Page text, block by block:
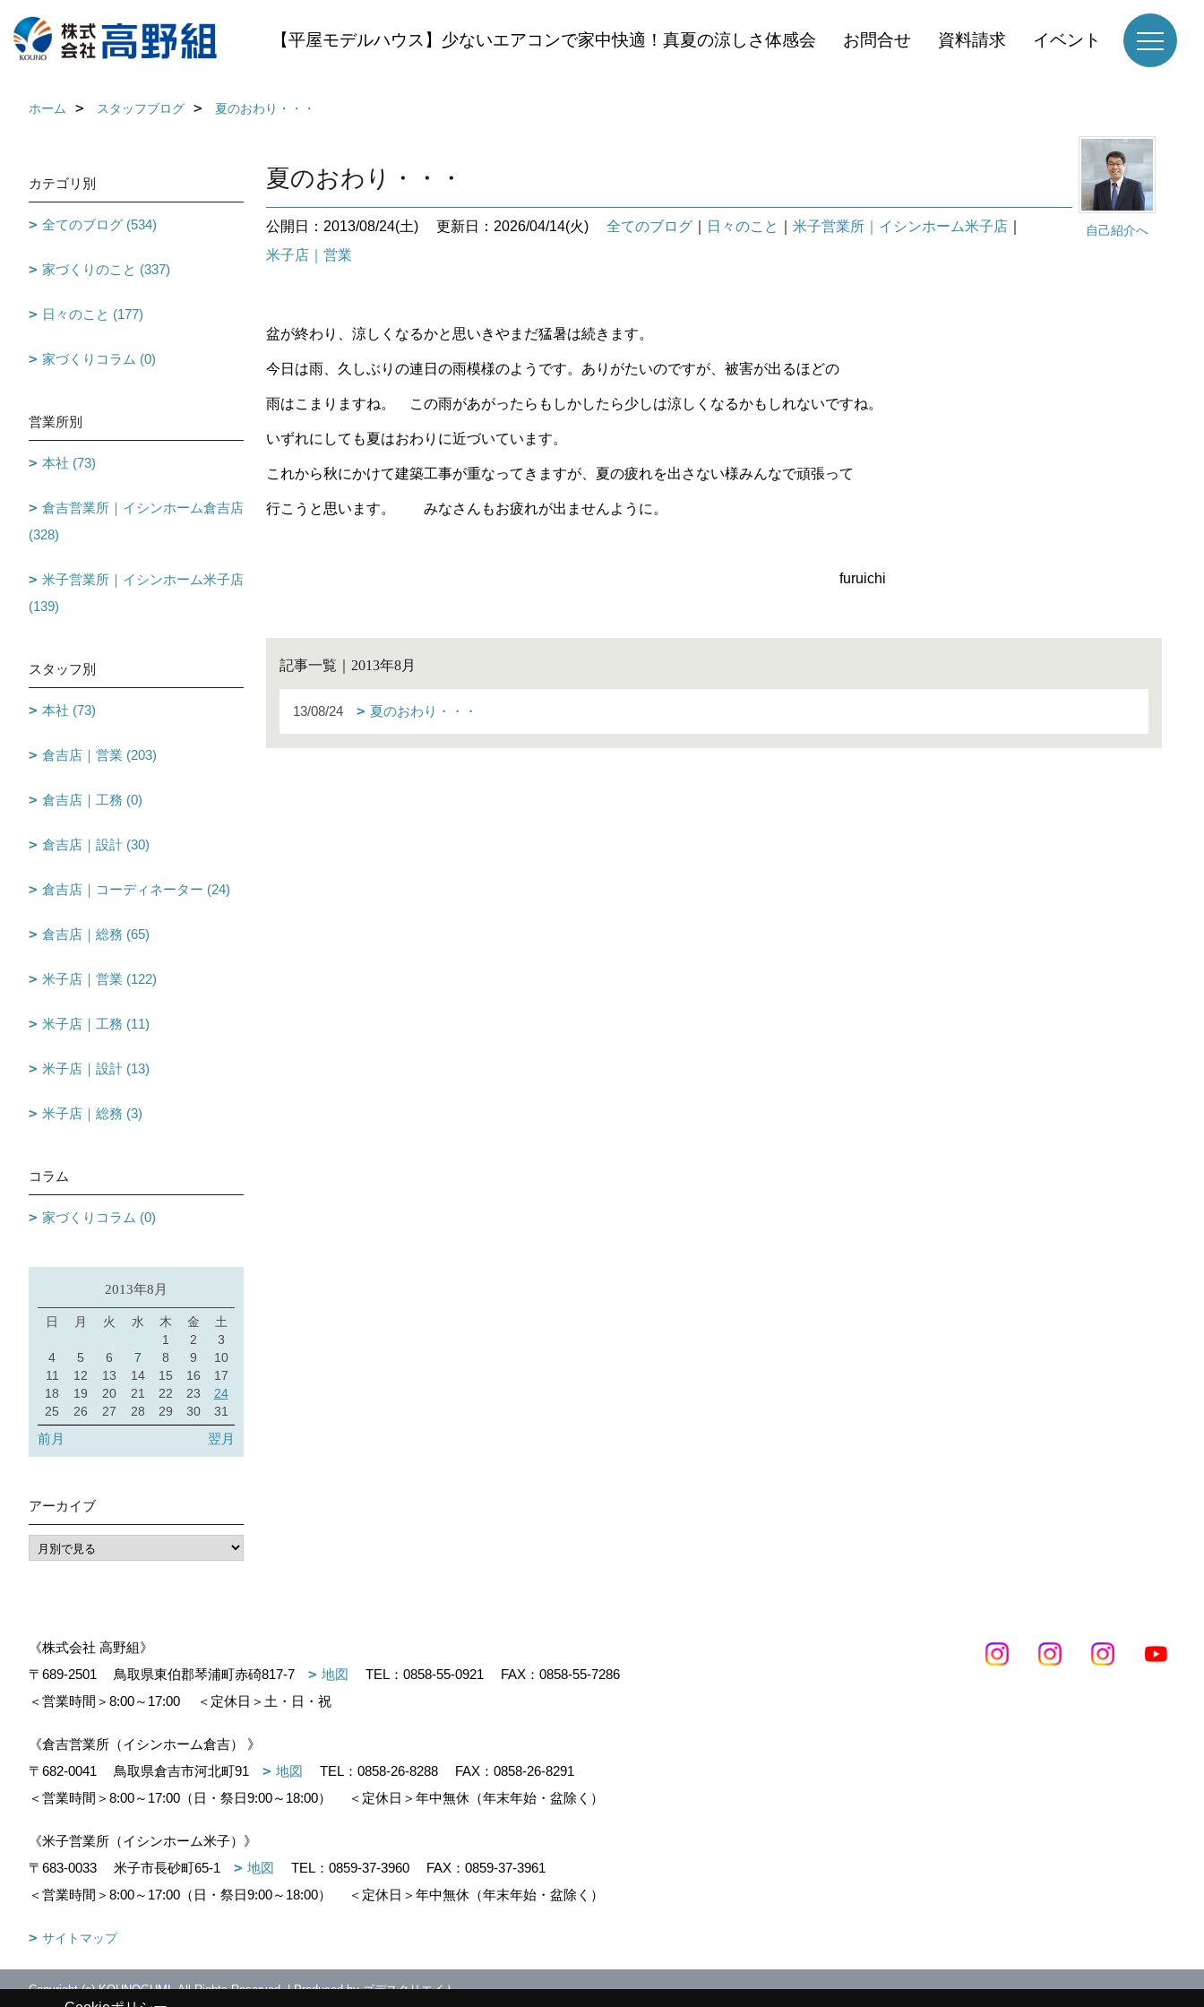
【平屋モデルハウス】少ないエアコンで家中快適！真夏の涼しさ体感会 お問合せ 資料請求 イベント
ホーム スタッフブログ 夏のおわり・・・
自己紹介へ
夏のおわり・・・
公開日：2013/08/24(土) 更新日：2026/04/14(火) 全てのブログ 日々のこと 米子営業所｜イシンホーム米子店
米子店｜営業
盆が終わり、涼しくなるかと思いきやまだ猛暑は続きます。
今日は雨、久しぶりの連日の雨模様のようです。ありがたいのですが、被害が出るほどの
雨はこまりますね。 この雨があがったらもしかしたら少しは涼しくなるかもしれないですね。
いずれにしても夏はおわりに近づいています。
これから秋にかけて建築工事が重なってきますが、夏の疲れを出さない様みんなで頑張って
行こうと思います。 みなさんもお疲れが出ませんように。
furuichi
記事一覧｜2013年8月
13/08/24 夏のおわり・・・
カテゴリ別
全てのブログ (534)
家づくりのこと (337)
日々のこと (177)
家づくりコラム (0)
営業所別
本社 (73)
倉吉営業所｜イシンホーム倉吉店
(328)
米子営業所｜イシンホーム米子店
(139)
スタッフ別
本社 (73)
倉吉店｜営業 (203)
倉吉店｜工務 (0)
倉吉店｜設計 (30)
倉吉店｜コーディネーター (24)
倉吉店｜総務 (65)
米子店｜営業 (122)
米子店｜工務 (11)
米子店｜設計 (13)
米子店｜総務 (3)
コラム
家づくりコラム (0)
2013年8月
日 月 火 水 木 金
土
1
2
3
4
5 6 7 8 9
10
11
12 13 14 15 16
17
18
19 20 21 22 23
24
25
26 27 28 29 30 31
前月 翌月
アーカイブ
《株式会社 高野組》
〒689-2501
鳥取県東伯郡琴浦町赤碕817-7 地図 TEL： 0858-55-0921
FAX：0858-55-7286
＜営業時間＞8:00～17:00
＜定休日＞土・日・祝
《倉吉営業所（イシンホーム倉吉） 》
〒682-0041
鳥取県倉吉市河北町91 地図 TEL： 0858-26-8288
FAX：0858-26-8291
＜営業時間＞8:00～17:00（日・祭日9:00～18:00）
＜定休日＞年中無休（年末年始・盆除く）
《米子営業所（イシンホーム米子）》
〒683-0033
米子市長砂町65-1 地図 TEL： 0859-37-3960
FAX：0859-37-3961
＜営業時間＞8:00～17:00（日・祭日9:00～18:00）
＜定休日＞年中無休（年末年始・盆除く）
サイトマップ
Copyright (c) KOUNOGUMI. All Rights Reserved.|Produced byゴデスクリエイト